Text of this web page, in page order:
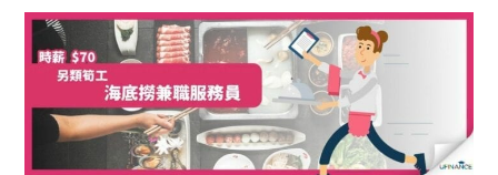
貸款
貸款
計算
資訊
Blog
大專
常見
問題